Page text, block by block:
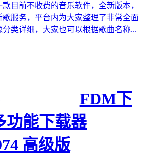
目前不收费的音乐软件，全新版本，
服务，平台内为大家整理了非常全面
类详细，大家也可以根据歌曲名称...
FDM下
功能下载器
高级版